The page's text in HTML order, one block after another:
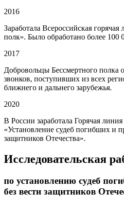
2016
Заработала Всероссийская
полк». Было обработано более 100
2017
Добровольцы Бессмертного полка
звонков, поступивших из всех
ближнего и дальнего зарубежья.
2020
В России заработала Горячая линия
«Установление судеб погибших и
защитников Отечества».
Исследовательская
по установлению судеб
без вести защитников